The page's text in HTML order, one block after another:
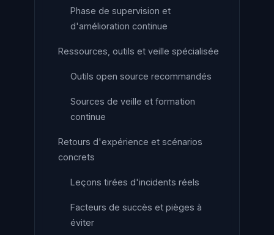
Phase de supervision et
d'amélioration continue
Ressources, outils et veille spécialisée
Outils open source recommandés
Sources de veille et formation
continue
Retours d'expérience et scénarios
concrets
Leçons tirées d'incidents réels
Facteurs de succès et pièges à
éviter